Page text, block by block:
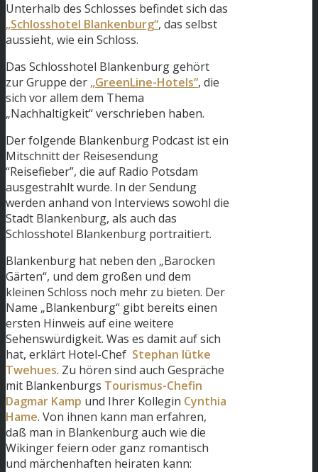
Unterhalb des Schlosses befindet sich das
„Schlosshotel Blankenburg“, das selbst
aussieht, wie ein Schloss.
Das Schlosshotel Blankenburg gehört
zur Gruppe der „GreenLine-Hotels“, die
sich vor allem dem Thema
„Nachhaltigkeit“ verschrieben haben.
Der folgende Blankenburg Podcast ist ein
Mitschnitt der Reisesendung
“Reisefieber”, die auf Radio Potsdam
ausgestrahlt wurde. In der Sendung
werden anhand von Interviews sowohl die
Stadt Blankenburg, als auch das
Schlosshotel Blankenburg portraitiert.
Blankenburg hat neben den „Barocken
Gärten“, und dem großen und dem
kleinen Schloss noch mehr zu bieten. Der
Name „Blankenburg“ gibt bereits einen
ersten Hinweis auf eine weitere
Sehenswürdigkeit. Was es damit auf sich
hat, erklärt Hotel-Chef Stephan lütke
Twehues. Zu hören sind auch Gespräche
mit Blankenburgs Tourismus-Chefin
Dagmar Kamp und Ihrer Kollegin Cynthia
Hame. Von ihnen kann man erfahren,
daß man in Blankenburg auch wie die
Wikinger feiern oder ganz romantisch
und märchenhaften heiraten kann: